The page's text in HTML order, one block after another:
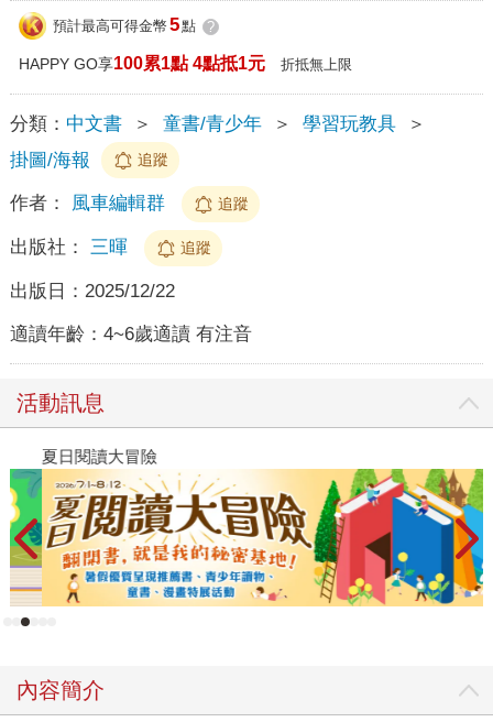
預計最高可得金幣 5點 ?
HAPPY GO享100累1點 4點抵1元 折抵無上限
分類： 中文書 ＞ 童書/青少年 ＞ 學習玩教具
＞
掛圖/海報
追蹤
作者： 風車編輯群 追蹤
出版社： 三暉 追蹤
出版日： 2025/12/22
適讀年齡： 4~6歲適讀 有注音
活動訊息
夏日閱讀大冒險
內容簡介